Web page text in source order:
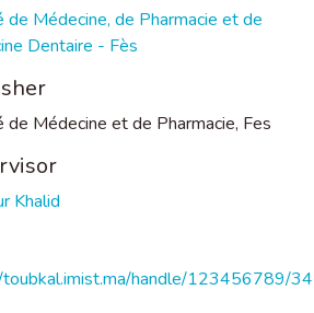
de Médecine, de Pharmacie et de
Dentaire - Fès
de Médecine et de Pharmacie, Fes
Khalid
handle/123456789/